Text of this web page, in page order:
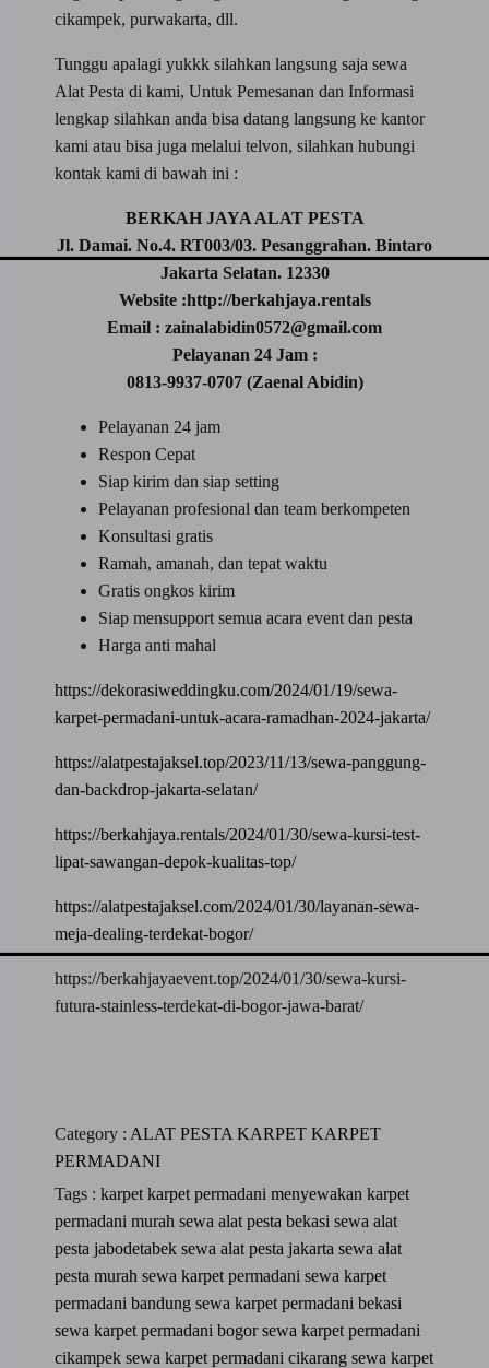
cikampek, purwakarta, dll.
Tunggu apalagi yukkk silahkan langsung saja sewa
Alat Pesta di kami, Untuk Pemesanan dan Informasi
lengkap silahkan anda bisa datang langsung ke kantor
kami atau bisa juga melalui telvon, silahkan hubungi
kontak kami di bawah ini :
BERKAH JAYA ALAT PESTA
Jl. Damai. No.4. RT003/03. Pesanggrahan. Bintaro
Jakarta Selatan. 12330
Website :http://berkahjaya.rentals
Email : zainalabidin0572@gmail.com
Pelayanan 24 Jam :
0813-9937-0707 (Zaenal Abidin)
Pelayanan 24 jam
Respon Cepat
Siap kirim dan siap setting
Pelayanan profesional dan team berkompeten
Konsultasi gratis
Ramah, amanah, dan tepat waktu
Gratis ongkos kirim
Siap mensupport semua acara event dan pesta
Harga anti mahal
https://dekorasiweddingku.com/2024/01/19/sewa-
karpet-permadani-untuk-acara-ramadhan-2024-jakarta/
https://alatpestajaksel.top/2023/11/13/sewa-panggung-
dan-backdrop-jakarta-selatan/
https://berkahjaya.rentals/2024/01/30/sewa-kursi-test-
lipat-sawangan-depok-kualitas-top/
https://alatpestajaksel.com/2024/01/30/layanan-sewa-
meja-dealing-terdekat-bogor/
https://berkahjayaevent.top/2024/01/30/sewa-kursi-
futura-stainless-terdekat-di-bogor-jawa-barat/
Category : ALAT PESTAKARPETKARPET
PERMADANI
Tags : karpetkarpet permadanimenyewakan karpet
permadani murahsewa alat pesta bekasisewa alat
pesta jabodetabeksewa alat pesta jakartasewa alat
pesta murahsewa karpet permadanisewa karpet
permadani bandungsewa karpet permadani bekasi
sewa karpet permadani bogorsewa karpet permadani
cikampeksewa karpet permadani cikarangsewa karpet